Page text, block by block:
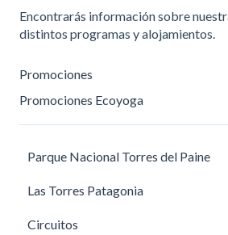
Encontrarás información sobre
distintos programas y alojamientos.
Promociones
Promociones Ecoyoga
Parque Nacional Torres del Paine
Recomendaciones para visitar el
Recomendaciones de senderos
Las Torres Patagonia
Recomendaciones sobre la
Circuitos